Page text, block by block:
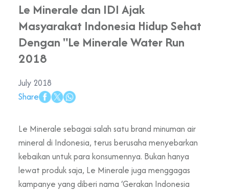
Le Minerale dan IDI Ajak
Masyarakat Indonesia Hidup Sehat
Dengan "Le Minerale Water Run
2018
July 2018
Share
Le Minerale sebagai salah satu brand minuman air
mineral di Indonesia, terus berusaha menyebarkan
kebaikan untuk para konsumennya. Bukan hanya
lewat produk saja, Le Minerale juga menggagas
kampanye yang diberi nama ‘Gerakan Indonesia